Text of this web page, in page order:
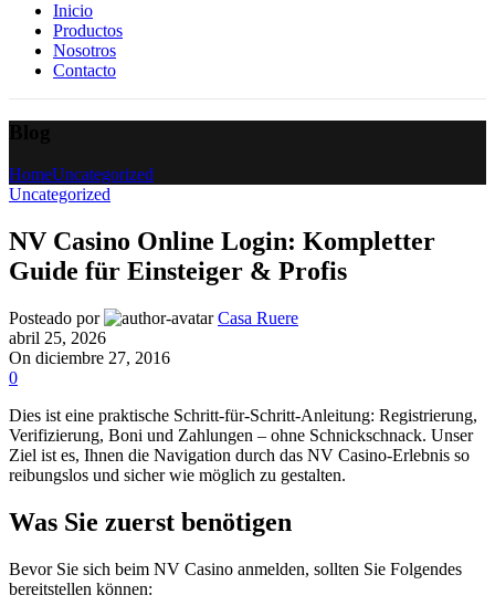
Inicio
Productos
Nosotros
Contacto
HomeUncategorized
Uncategorized
NV Casino Online Login: Kompletter
Guide für Einsteiger & Profis
Posteado por
Casa Ruere
abril 25, 2026
On diciembre 27, 2016
0
Dies ist eine praktische Schritt-für-Schritt-Anleitung: Registrierung,
Verifizierung, Boni und Zahlungen – ohne Schnickschnack. Unser
Ziel ist es, Ihnen die Navigation durch das NV Casino-Erlebnis so
reibungslos und sicher wie möglich zu gestalten.
Was Sie zuerst benötigen
Bevor Sie sich beim NV Casino anmelden, sollten Sie Folgendes
bereitstellen können: